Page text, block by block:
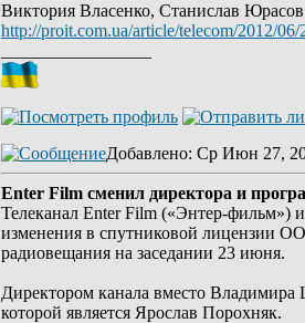
Виктория Власенко, Станислав Юрасов
http://proit.com.ua/article/telecom/2012/
Добавлено: Ср Июн 27,
Enter Film сменил директора и
Телеканал Enter Film («Энтер-фильм»)
изменения в спутниковой лицензии
радиовещания на заседании 23 июня.
Директором канала вместо
которой является Ярослав Порохняк.